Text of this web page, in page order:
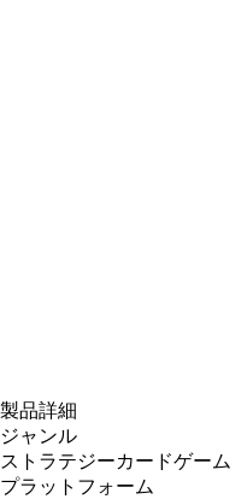
製品詳細
ジャンル
ストラテジーカードゲーム
プラットフォーム